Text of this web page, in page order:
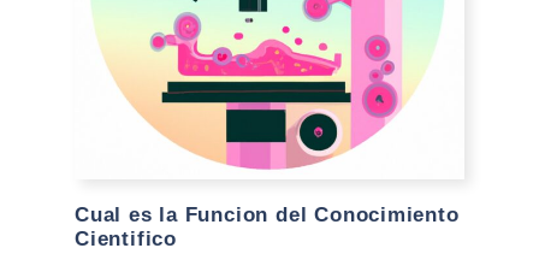
Cual es la Funcion del Conocimiento
Cientifico